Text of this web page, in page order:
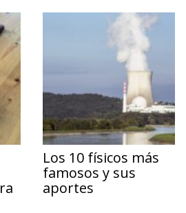
Los 10 físicos más
famosos y sus
aportes